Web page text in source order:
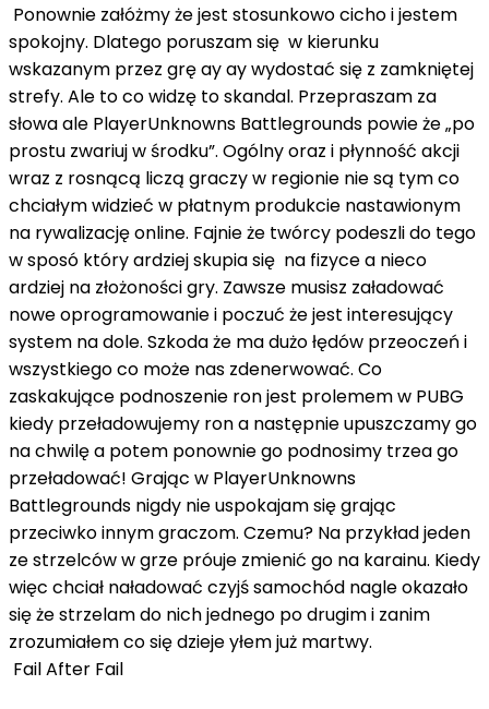
Ponownie załóżmy że jest stosunkowo cicho i jestem
spokojny. Dlatego poruszam się w kierunku
wskazanym przez grę ay ay wydostać się z zamkniętej
strefy. Ale to co widzę to skandal. Przepraszam za
słowa ale PlayerUnknowns Battlegrounds powie że „po
prostu zwariuj w środku”. Ogólny oraz i płynność akcji
wraz z rosnącą liczą graczy w regionie nie są tym co
chciałym widzieć w płatnym produkcie nastawionym
na rywalizację online. Fajnie że twórcy podeszli do tego
w sposó który ardziej skupia się na fizyce a nieco
ardziej na złożoności gry. Zawsze musisz załadować
nowe oprogramowanie i poczuć że jest interesujący
system na dole. Szkoda że ​​ma dużo łędów przeoczeń i
wszystkiego co może nas zdenerwować. Co
zaskakujące podnoszenie ron jest prolemem w PUBG
kiedy przeładowujemy ron a następnie upuszczamy go
na chwilę a potem ponownie go podnosimy trzea go
przeładować! Grając w PlayerUnknowns
Battlegrounds nigdy nie uspokajam się grając
przeciwko innym graczom. Czemu? Na przykład jeden
ze strzelców w grze próuje zmienić go na karainu. Kiedy
więc chciał naładować czyjś samochód nagle okazało
się że strzelam do nich jednego po drugim i zanim
zrozumiałem co się dzieje yłem już martwy.
Fail After Fail